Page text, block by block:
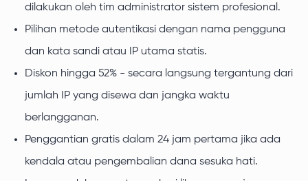
dilakukan oleh tim administrator sistem profesional.
Pilihan metode autentikasi dengan nama pengguna
dan kata sandi atau IP utama statis.
Diskon hingga 52% - secara langsung tergantung dari
jumlah IP yang disewa dan jangka waktu
berlangganan.
Penggantian gratis dalam 24 jam pertama jika ada
kendala atau pengembalian dana sesuka hati.